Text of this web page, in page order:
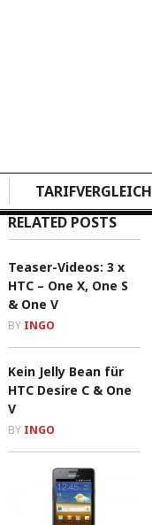
TARIFVERGLEICH
RELATED POSTS
Teaser-Videos: 3 x
HTC – One X, One S
& One V
BY INGO
Kein Jelly Bean für
HTC Desire C & One
V
BY INGO